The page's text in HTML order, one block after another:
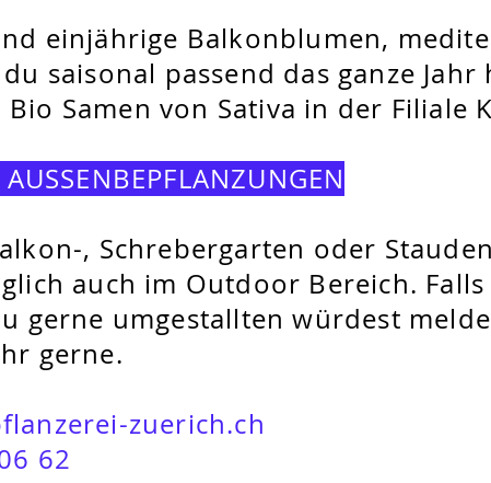
einjährige Balkonblumen,
saisonal passend das ganze
Samen von Sativa in der Filiale
, Schrebergarten oder
auch im Outdoor Bereich.
gerne umgestallten würdest
gerne.
zuerich.ch
62